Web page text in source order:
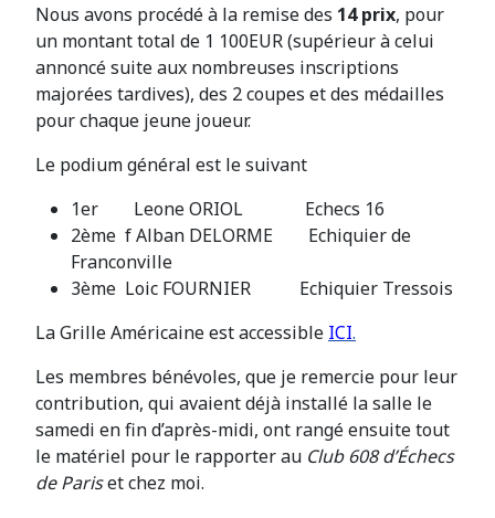
Nous avons procédé à la remise des 14 prix, pour
un montant total de 1 100EUR (supérieur à celui
annoncé suite aux nombreuses inscriptions
majorées tardives), des 2 coupes et des médailles
pour chaque jeune joueur.
Le podium général est le suivant
1er Leone ORIOL Echecs 16
2ème f Alban DELORME Echiquier de
Franconville
3ème Loic FOURNIER Echiquier Tressois
La Grille Américaine est accessible ICI.
Les membres bénévoles, que je remercie pour leur
contribution, qui avaient déjà installé la salle le
samedi en fin d’après-midi, ont rangé ensuite tout
le matériel pour le rapporter au Club 608 d’Échecs
de Pariset chez moi.